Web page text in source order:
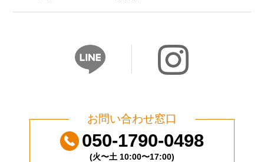
お問い合わせ窓口
050-1790-0498
(火〜土 10:00〜17:00)